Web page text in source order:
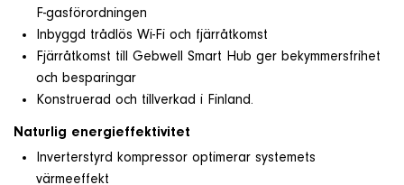
F-gasförordningen
Inbyggd trådlös Wi-Fi och fjärråtkomst
Fjärråtkomst till Gebwell Smart Hub ger bekymmersfrihet
och besparingar
Konstruerad och tillverkad i Finland.
Naturlig energieffektivitet
Inverterstyrd kompressor optimerar systemets
värmeeffekt